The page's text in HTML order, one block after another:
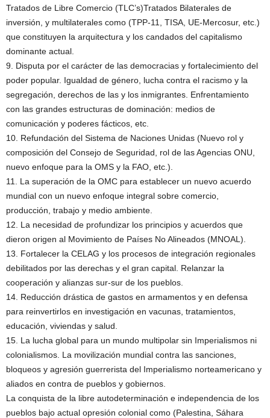
Tratados de Libre Comercio (TLC’s)Tratados Bilaterales de
inversión, y multilaterales como (TPP-11, TISA, UE-Mercosur, etc.)
que constituyen la arquitectura y los candados del capitalismo
dominante actual.
9. Disputa por el carácter de las democracias y fortalecimiento del
poder popular. Igualdad de género, lucha contra el racismo y la
segregación, derechos de las y los inmigrantes. Enfrentamiento
con las grandes estructuras de dominación: medios de
comunicación y poderes fácticos, etc.
10. Refundación del Sistema de Naciones Unidas (Nuevo rol y
composición del Consejo de Seguridad, rol de las Agencias ONU,
nuevo enfoque para la OMS y la FAO, etc.).
11. La superación de la OMC para establecer un nuevo acuerdo
mundial con un nuevo enfoque integral sobre comercio,
producción, trabajo y medio ambiente.
12. La necesidad de profundizar los principios y acuerdos que
dieron origen al Movimiento de Países No Alineados (MNOAL).
13. Fortalecer la CELAG y los procesos de integración regionales
debilitados por las derechas y el gran capital. Relanzar la
cooperación y alianzas sur-sur de los pueblos.
14. Reducción drástica de gastos en armamentos y en defensa
para reinvertirlos en investigación en vacunas, tratamientos,
educación, viviendas y salud.
15. La lucha global para un mundo multipolar sin Imperialismos ni
colonialismos. La movilización mundial contra las sanciones,
bloqueos y agresión guerrerista del Imperialismo norteamericano y
aliados en contra de pueblos y gobiernos.
La conquista de la libre autodeterminación e independencia de los
pueblos bajo actual opresión colonial como (Palestina, Sáhara